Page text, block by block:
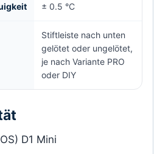
± 0.5 °C
Stiftleiste nach unten
gelötet oder ungelötet,
je nach Variante PRO
oder DIY
D1 Mini